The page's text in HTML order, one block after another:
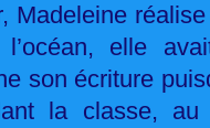
réalise
elle
son écriture
la classe,